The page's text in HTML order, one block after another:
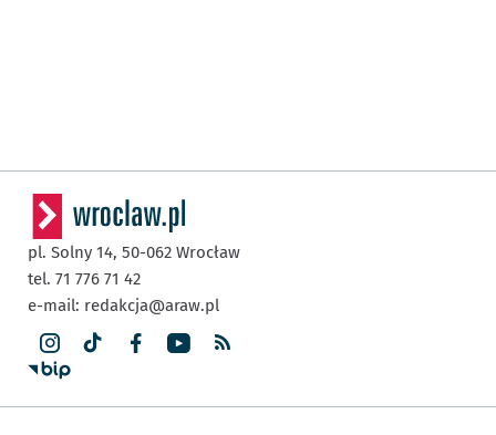
pl. Solny 14, 50-062 Wrocław
tel. 71 776 71 42
e-mail: redakcja@araw.pl